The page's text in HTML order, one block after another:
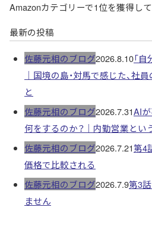
Amazonカテゴリーで1位を獲得して
最新の投稿
佐藤元相のブログ2026.8.10「
｜国境の島・対馬で感じた、社
と
佐藤元相のブログ2026.7.31AI
何をするのか？｜内勤営業とい
佐藤元相のブログ2026.7.21第4
価格で比較される
佐藤元相のブログ2026.7.9第3
ません